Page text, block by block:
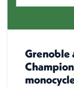
Grenoble